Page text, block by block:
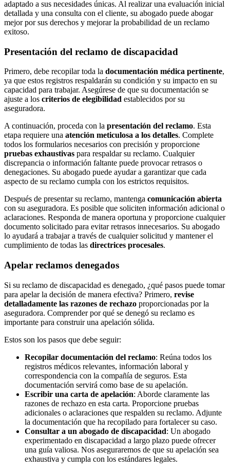
adaptado a sus necesidades únicas. Al realizar una evaluación inicial
detallada y una consulta con el cliente, su abogado puede abogar
mejor por sus derechos y mejorar la probabilidad de un reclamo
exitoso.
Presentación del reclamo de discapacidad
Primero, debe recopilar toda la documentación médica pertinente,
ya que estos registros respaldarán su condición y su impacto en su
capacidad para trabajar. Asegúrese de que su documentación se
ajuste a los criterios de elegibilidad establecidos por su
aseguradora.
A continuación, proceda con la presentación del reclamo. Esta
etapa requiere una atención meticulosa a los detalles. Complete
todos los formularios necesarios con precisión y proporcione
pruebas exhaustivas para respaldar su reclamo. Cualquier
discrepancia o información faltante puede provocar retrasos o
denegaciones. Su abogado puede ayudar a garantizar que cada
aspecto de su reclamo cumpla con los estrictos requisitos.
Después de presentar su reclamo, mantenga comunicación abierta
con su aseguradora. Es posible que soliciten información adicional o
aclaraciones. Responda de manera oportuna y proporcione cualquier
documento solicitado para evitar retrasos innecesarios. Su abogado
lo ayudará a trabajar a través de cualquier solicitud y mantener el
cumplimiento de todas las directrices procesales.
Apelar reclamos denegados
Si su reclamo de discapacidad es denegado, ¿qué pasos puede tomar
para apelar la decisión de manera efectiva? Primero, revise
detalladamente las razones de rechazo proporcionadas por la
aseguradora. Comprender por qué se denegó su reclamo es
importante para construir una apelación sólida.
Estos son los pasos que debe seguir:
Recopilar documentación del reclamo: Reúna todos los
registros médicos relevantes, información laboral y
correspondencia con la compañía de seguros. Esta
documentación servirá como base de su apelación.
Escribir una carta de apelación: Aborde claramente las
razones de rechazo en esta carta. Proporcione pruebas
adicionales o aclaraciones que respalden su reclamo. Adjunte
la documentación que ha recopilado para fortalecer su caso.
Consultar a un abogado de discapacidad: Un abogado
experimentado en discapacidad a largo plazo puede ofrecer
una guía valiosa. Nos aseguraremos de que su apelación sea
exhaustiva y cumpla con los estándares legales.